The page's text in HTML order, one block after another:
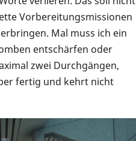
Vorbereitungsmissionen
Mal muss ich ein
entschärfen oder
zwei Durchgängen,
fertig und kehrt nicht